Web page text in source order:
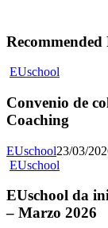
Recommended
EUschool
Convenio de
Coaching
EUschool23/03/
EUschool
EUschool da
– Marzo 2026